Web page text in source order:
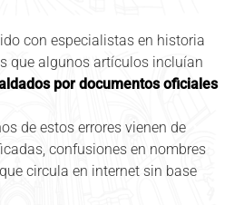
con especialistas en historia
que algunos artículos incluían
por documentos oficiales
de estos errores vienen de
confusiones en nombres
circula en internet sin base